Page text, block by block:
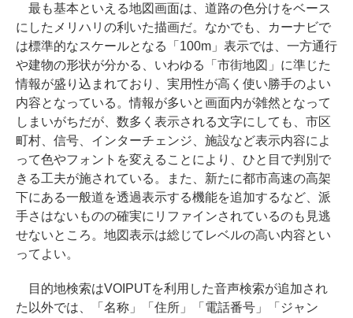
最も基本といえる地図画面は、道路の色分けをベース
にしたメリハリの利いた描画だ。なかでも、カーナビで
は標準的なスケールとなる「100m」表示では、一方通行
や建物の形状が分かる、いわゆる「市街地図」に準じた
情報が盛り込まれており、実用性が高く使い勝手のよい
内容となっている。情報が多いと画面内が雑然となって
しまいがちだが、数多く表示される文字にしても、市区
町村、信号、インターチェンジ、施設など表示内容によ
って色やフォントを変えることにより、ひと目で判別で
きる工夫が施されている。また、新たに都市高速の高架
下にある一般道を透過表示する機能を追加するなど、派
手さはないものの確実にリファインされているのも見逃
せないところ。地図表示は総じてレベルの高い内容とい
ってよい。
目的地検索はVOIPUTを利用した音声検索が追加され
た以外では、「名称」「住所」「電話番号」「ジャン